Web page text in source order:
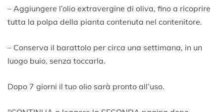
– Aggiungere l’olio extravergine di oliva, fino a ricoprire
tutta la polpa della pianta contenuta nel contenitore.
– Conserva il barattolo per circa una settimana, in un
luogo buio, senza toccarla.
Dopo 7 giorni il tuo olio sarà pronto all’uso.